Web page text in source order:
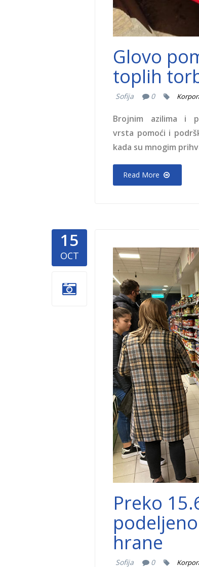
Glovo
toplih
Sofija 0
Brojnim azilima i
vrsta pomoći i
kada su mnogim
Read More
15
OCT
Preko
hrane
Sofija 0